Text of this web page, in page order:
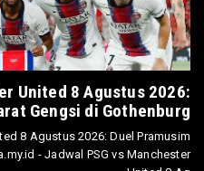
United 8 Agustus 2026:
Gengsi di Gothenburg
8 Agustus 2026: Duel Pramusim
- Jadwal PSG vs Manchester